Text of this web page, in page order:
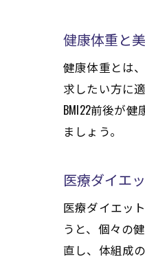
健康体重と
健康体重とは
求したい方に
BMI22前後が
ましょう。
医療ダイエ
医療ダイエッ
うと、個々の
直し、体組成